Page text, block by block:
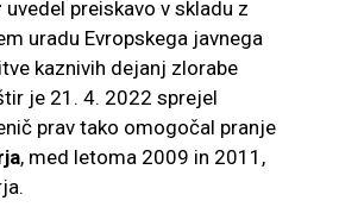
uvedel preiskavo v skladu z
uradu Evropskega javnega
kaznivih dejanj zlorabe
je 21. 4. 2022 sprejel
prav tako omogočal pranje
, med letoma 2009 in 2011,